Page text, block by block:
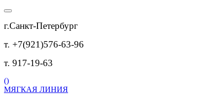
г.Санкт-Петербург
т. +7(921)576-63-96
т. 917-19-63
()
МЯГКАЯ ЛИНИЯ